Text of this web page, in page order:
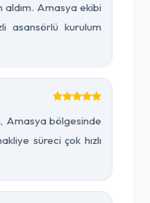
aldım. Amasya ekibi
asansörlü kurulum
Amasya bölgesinde
süreci çok hızlı